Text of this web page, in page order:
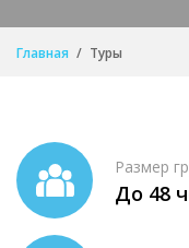
Главная Туры
Размер
До 48